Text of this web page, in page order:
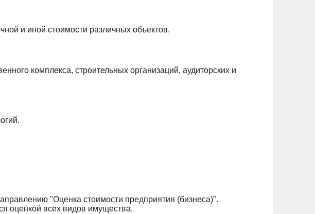
и иной стоимости различных объектов.
комплекса, строительных организаций, аудиторских и
"Оценка стоимости предприятия (бизнеса)".
оценкой всех видов имущества.